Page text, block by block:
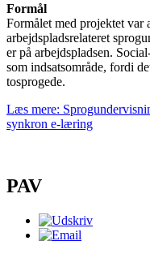
Formål
Formålet med projektet var
arbejdspladsrelateret
er på arbejdspladsen.
som indsatsområde, fordi
tosprogede.
Læs mere:
synkron e-læring
PAV